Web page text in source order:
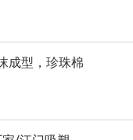
成型，珍珠棉